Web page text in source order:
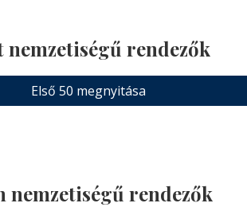
nemzetiségű rendezők
Első 50 megnyitása
nemzetiségű rendezők